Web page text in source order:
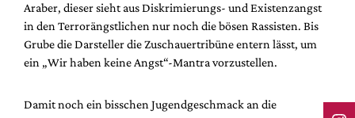
Araber, dieser sieht aus Diskrimierungs- und Existenzangst
in den Terrorängstlichen nur noch die bösen Rassisten. Bis
Grube die Darsteller die Zuschauertribüne entern lässt, um
ein „Wir haben keine Angst“-Mantra vorzustellen.
Damit noch ein bisschen Jugendgeschmack an die